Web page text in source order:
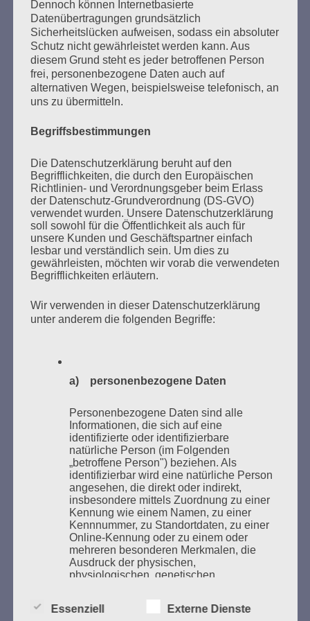
SUCHEN
NACH:
MARATHONLESUNG AUS DEN
Donnerstag, 21. Mai 2026, 11 – 18 Uhr
Zum 26. Mal gibt es eine Marathonlesung anlässlich
des Gedenkens an die Verbrennung von Büchern am
Studentenorganisationen und Burschenschaftler
Bücher verbrannten.
Weitere Informationen:
GEDENKEN UND ERINNERN BEGINNT IN
UNSERER NACHBARSCHAFT
Zum 13. Monat des Gedenkens in Hamburg-
Eimsbüttel
Dennoch können Internetbasierte
Datenübertragungen grundsätzlich
Sicherheitslücken aufweisen, sodass ein absoluter
Schutz nicht gewährleistet werden kann. Aus
diesem Grund steht es jeder betroffenen Person
frei, personenbezogene Daten auch auf
alternativen Wegen, beispielsweise telefonisch, an
uns zu übermitteln.
Begriffsbestimmungen
Die Datenschutzerklärung beruht auf den
Begrifflichkeiten, die durch den Europäischen
Richtlinien- und Verordnungsgeber beim Erlass
der Datenschutz-Grundverordnung (DS-GVO)
verwendet wurden. Unsere Datenschutzerklärung
soll sowohl für die Öffentlichkeit als auch für
unsere Kunden und Geschäftspartner einfach
lesbar und verständlich sein. Um dies zu
gewährleisten, möchten wir vorab die verwendeten
Begrifflichkeiten erläutern.
Wir verwenden in dieser Datenschutzerklärung
unter anderem die folgenden Begriffe:
a) personenbezogene Daten
Personenbezogene Daten sind alle
Informationen, die sich auf eine
identifizierte oder identifizierbare
natürliche Person (im Folgenden
„betroffene Person") beziehen. Als
identifizierbar wird eine natürliche Person
angesehen, die direkt oder indirekt,
insbesondere mittels Zuordnung zu einer
Kennung wie einem Namen, zu einer
Kennnummer, zu Standortdaten, zu einer
Online-Kennung oder zu einem oder
mehreren besonderen Merkmalen, die
Ausdruck der physischen,
physiologischen, genetischen,
Person sind, identifiziert werden kann.
Essenziell Externe Dienste